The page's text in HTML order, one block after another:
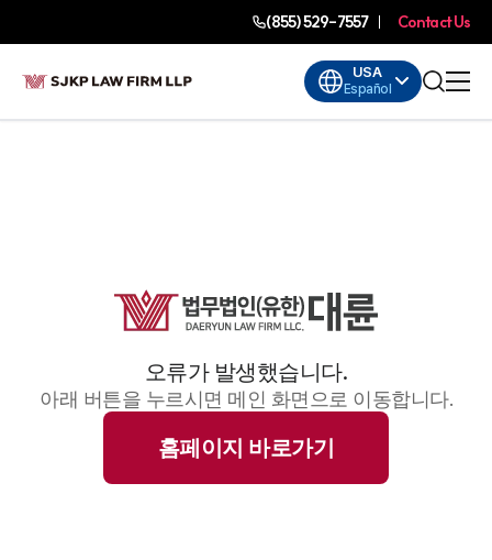
(855) 529-7557 Contact Us
USA
Español
오류가 발생했습니다.
아래 버튼을 누르시면 메인 화면으로 이동합니다.
홈페이지 바로가기